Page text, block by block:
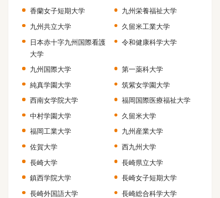
香蘭女子短期大学
九州栄養福祉大学
九州共立大学
久留米工業大学
日本赤十字九州国際看護
大学
令和健康科学大学
九州国際大学
第一薬科大学
純真学園大学
筑紫女学園大学
西南女学院大学
福岡国際医療福祉大学
中村学園大学
久留米大学
福岡工業大学
九州産業大学
佐賀大学
西九州大学
長崎大学
長崎県立大学
鎮西学院大学
長崎女子短期大学
長崎外国語大学
長崎総合科学大学